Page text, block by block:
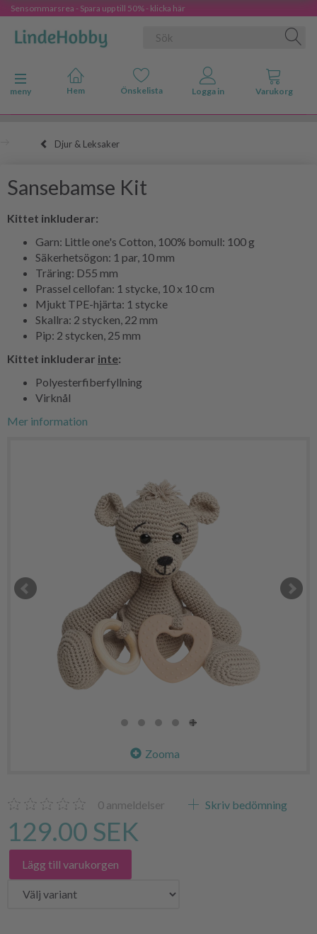
Sensommarsrea - Spara upp till 50% - klicka här
Ändra navigering
meny
Djur & Leksaker
Sansebamse Kit
Kittet inkluderar:
Garn: Little one's Cotton, 100% bomull: 100 g
Säkerhetsögon: 1 par, 10 mm
Träring: D55 mm
Prassel cellofan: 1 stycke, 10 x 10 cm
Mjukt TPE-hjärta: 1 stycke
Skallra: 2 stycken, 22 mm
Pip: 2 stycken, 25 mm
Kittet inkluderar inte:
Polyesterfiberfyllning
Virknål
Mer information
Zooma
0 anmeldelser Skriv bedömning
129.00 SEK
Lägg till varukorgen